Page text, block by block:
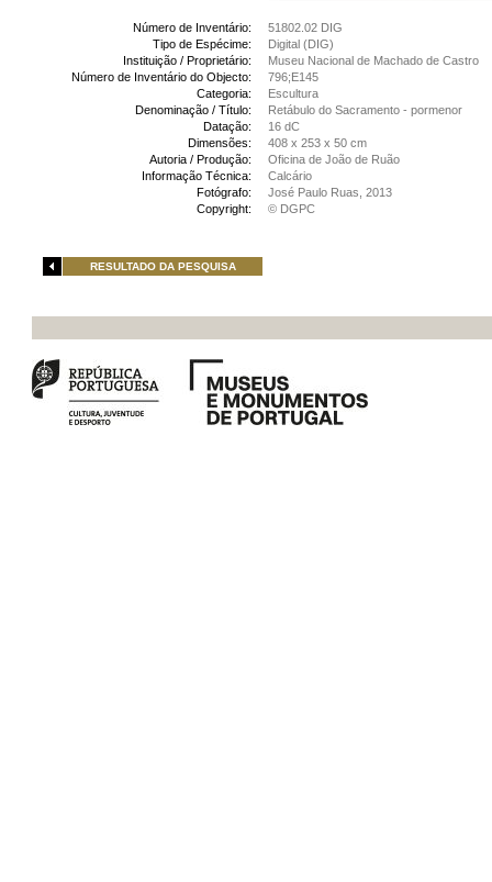
Número de Inventário:
51802.02 DIG
Tipo de Espécime:
Digital (DIG)
Instituição / Proprietário:
Museu Nacional de Machado de Castro
Número de Inventário do Objecto:
796;E145
Categoria:
Escultura
Denominação / Título:
Retábulo do Sacramento - pormenor
Datação:
16 dC
Dimensões:
408 x 253 x 50 cm
Autoria / Produção:
Oficina de João de Ruão
Informação Técnica:
Calcário
Fotógrafo:
José Paulo Ruas, 2013
Copyright:
© DGPC
RESULTADO DA PESQUISA